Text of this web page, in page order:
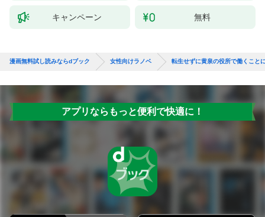
キャンペーン 無料
漫画無料試し読みならdブック 女性向けラノベ 転生せずに黄泉の役所で働くこと
アプリならもっと便利で快適に！